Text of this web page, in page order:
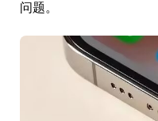
问题。